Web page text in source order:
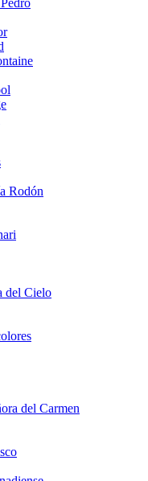
Rodón
del Cielo
del Carmen